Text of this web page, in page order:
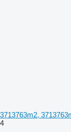
3713763m2,
4